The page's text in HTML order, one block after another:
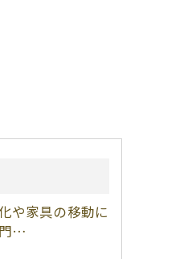
や家具の移動に
…